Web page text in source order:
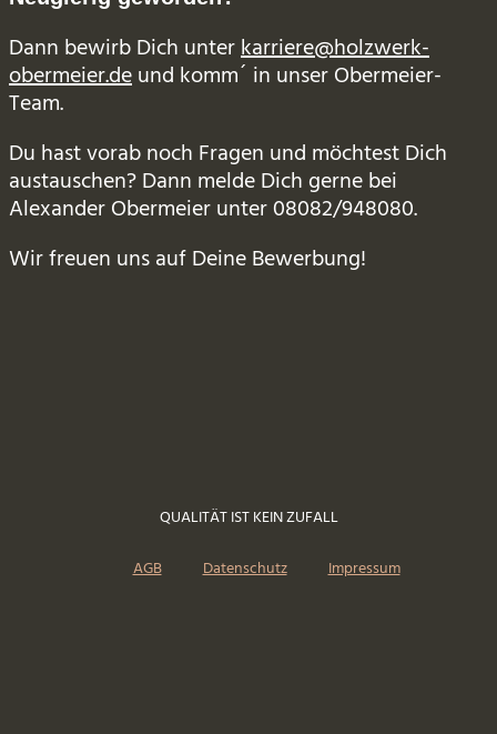
Dann bewirb Dich unterkarriere@holzwerk-
obermeier.deund komm´ in unser Obermeier-
Team.
Du hast vorab noch Fragen und möchtest Dich
austauschen? Dann melde Dich gerne bei
Alexander Obermeier unter 08082/948080.
Wir freuen uns auf Deine Bewerbung!
QUALITÄT IST KEIN ZUFALL
AGB
Datenschutz Impressum